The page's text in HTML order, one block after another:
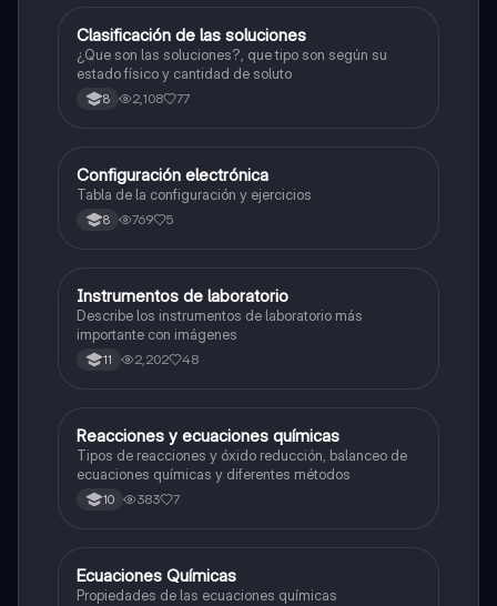
Química
Clasificación de las soluciones
¿Que son las soluciones?, que tipo son según su
estado físico y cantidad de soluto
8 2,108 77
Química
Configuración electrónica
Tabla de la configuración y ejercicios
8 769 5
Química
Instrumentos de laboratorio
Describe los instrumentos de laboratorio más
importante con imágenes
11 2,202 48
Química
Reacciones y ecuaciones químicas
Tipos de reacciones y óxido reducción, balanceo de
ecuaciones químicas y diferentes métodos
10 383 7
Química
Ecuaciones Químicas
Propiedades de las ecuaciones químicas